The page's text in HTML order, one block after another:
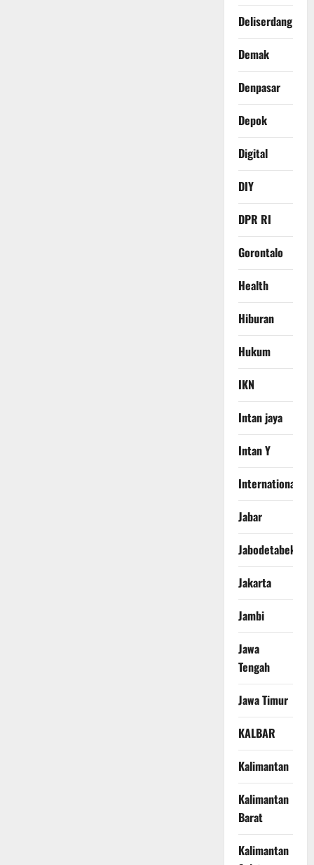
Deliserdang
Demak
Denpasar
Depok
Digital
DIY
DPR RI
Gorontalo
Health
Hiburan
Hukum
IKN
Intan jaya
Intan Y
International
Jabar
Jabodetabek
Jakarta
Jambi
Jawa
Tengah
Jawa Timur
KALBAR
Kalimantan
Kalimantan
Barat
Kalimantan